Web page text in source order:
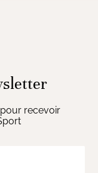
recevoir